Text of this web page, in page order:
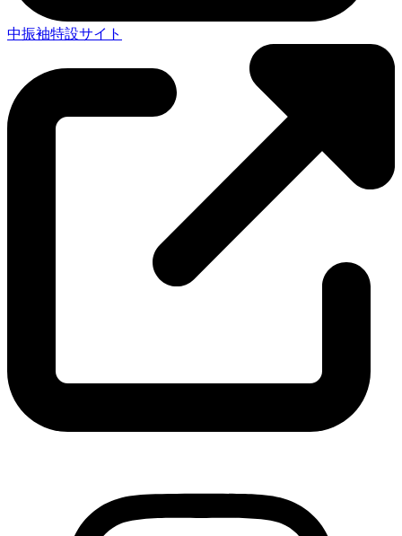
中振袖特設サイト